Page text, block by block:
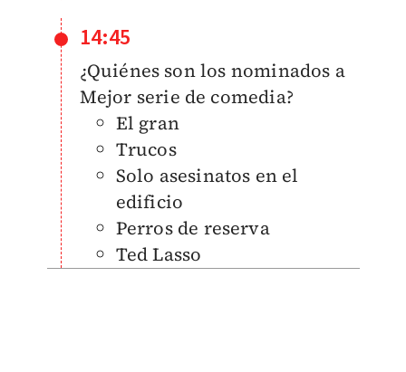
14:45
¿Quiénes son los nominados a
Mejor serie de comedia?
El gran
Trucos
Solo asesinatos en el
edificio
Perros de reserva
Ted Lasso